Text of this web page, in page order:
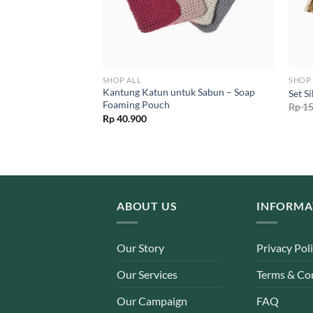
SHOP ALL
Kantung Katun untuk Sabun – Soap
Foaming Pouch
Rp40.900
SHOP
Set
Rp
ABOUT US
Our Story
Our Services
Our Campaign
Privacy
Terms &
FAQ